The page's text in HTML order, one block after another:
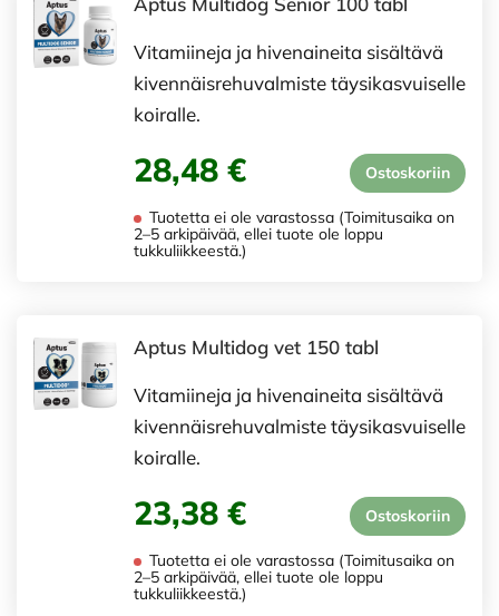
Vitamiineja ja hivenaineita sisältävä
kivennäisrehuvalmiste täysikasvuiselle
koiralle.
28,48 € Ostoskoriin
Tuotetta ei ole varastossa (Toimitusaika on
2–5 arkipäivää, ellei tuote ole loppu
tukkuliikkeestä.)
Aptus Multidog vet 150 tabl
Vitamiineja ja hivenaineita sisältävä
kivennäisrehuvalmiste täysikasvuiselle
koiralle.
23,38 € Ostoskoriin
Tuotetta ei ole varastossa (Toimitusaika on
2–5 arkipäivää, ellei tuote ole loppu
tukkuliikkeestä.)